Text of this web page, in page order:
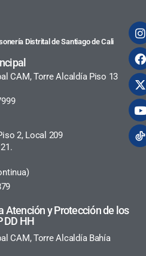
Distrital de Santiago de Cali
CAM, Torre Alcaldía Piso 13
2, Local 209
Atención y Protección de los
DD HH
CAM, Torre Alcaldía Bahía